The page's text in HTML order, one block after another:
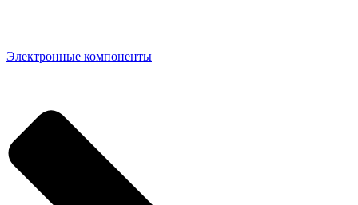
Электронные компоненты